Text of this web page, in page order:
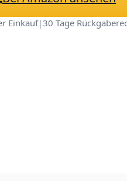
Einkauf|30 Tage